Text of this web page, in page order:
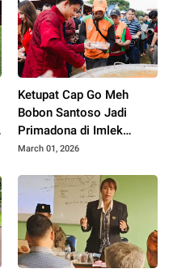
Ketupat Cap Go Meh
Bobon Santoso Jadi
Primadona di Imlek
Festival 2577
March 01, 2026